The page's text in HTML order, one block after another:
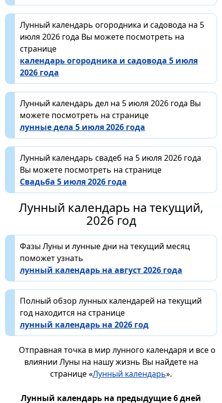
Лунный календарь огородника и садовода на 5
июля 2026 года Вы можете посмотреть на
странице
календарь огородника и садовода 5 июля
2026 года
Лунный календарь дел на 5 июля 2026 года Вы
можете посмотреть на странице
лунные дела 5 июля 2026 года
Лунный календарь свадеб на 5 июля 2026 года
Вы можете посмотреть на странице
Свадьба 5 июля 2026 года
Лунный календарь на текущий,
2026 год
Фазы Луны и лунные дни на текущий месяц
поможет узнать
лунный календарь на август 2026 года
Полный обзор лунных календарей на текущий
год находится на странице
лунный календарь на 2026 год
Отправная точка в мир лунного календаря и все о
влиянии Луны на нашу жизнь Вы найдете на
странице «Лунный календарь».
Лунный календарь на предыдущие 6 дней